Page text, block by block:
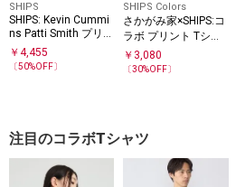
SHIPS
SHIPS: Kevin Cummi
ns Patti Smith プリン
ト Tシャツ
￥ 4,455
〔50%OFF〕
SHIPS Colors
さかがみ家×SHIPS:コ
ラボ プリント Tシャ
ツ◇
￥ 3,080
〔30%OFF〕
注目のコラボTシャツ